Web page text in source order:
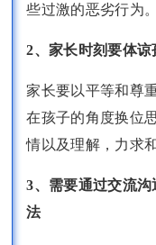
些过激的恶劣行为。
2、家长时刻要体
家长要以平等和尊
在孩子的角度换位
情以及理解，力求
3、需要通过交流
法